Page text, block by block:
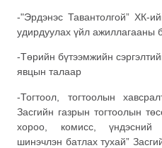
-"Эрдэнэс Тавантолгой” ХК-
удирдуулах үйл ажиллагааны
-Төрийн бүтээмжийн
явцын талаар
-Тогтоол, тогтоолын
Засгийн газрын тогтоолын
хороо, комисс, үндэсний
шинэчлэн батлах тухай”